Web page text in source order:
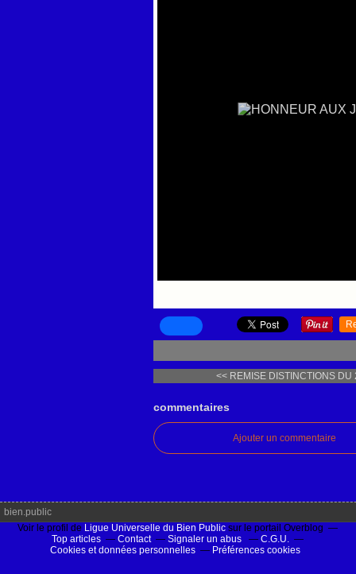
<< REMISE DISTINCTIONS DU
commentaires
Ajouter un commentaire
bien.public
Voir le profil de Ligue Universelle du Bien Public sur le portail Overblog
Top articles
Contact Signaler un abus
C.G.U.
Cookies et données personnelles
Préférences cookies